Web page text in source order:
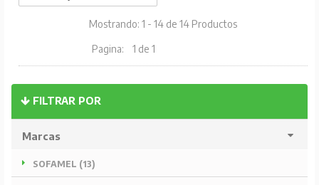
FILTRAR POR
Marcas
SOFAMEL (13)
Mostrando: 1 - 14 de 14 Productos
Pagina: 1 de 1